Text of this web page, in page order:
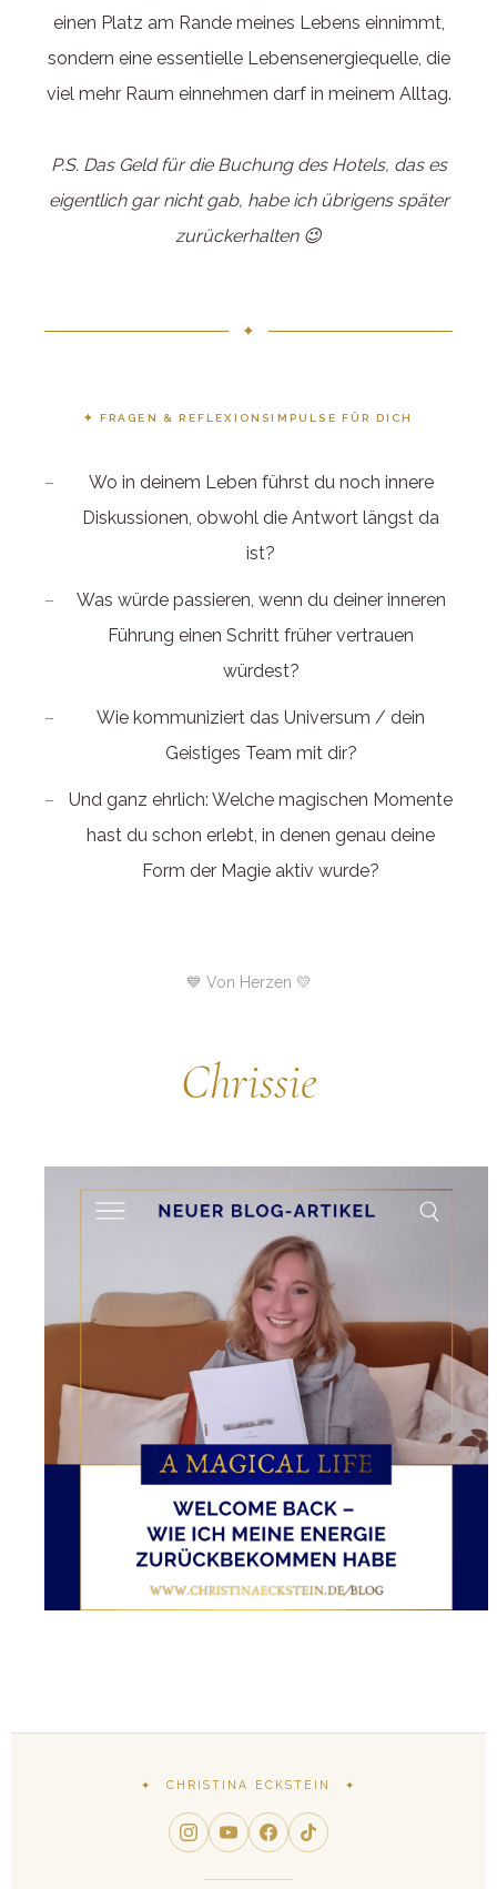
einen Platz am Rande meines Lebens einnimmt,
sondern eine essentielle Lebensenergiequelle, die
viel mehr Raum einnehmen darf in meinem Alltag.
P.S. Das Geld für die Buchung des Hotels, das es
eigentlich gar nicht gab, habe ich übrigens später
zurückerhalten 😉
✦
✦ FRAGEN & REFLEXIONSIMPULSE FÜR DICH
Wo in deinem Leben führst du noch innere
Diskussionen, obwohl die Antwort längst da
ist?
Was würde passieren, wenn du deiner inneren
Führung einen Schritt früher vertrauen
würdest?
Wie kommuniziert das Universum / dein
Geistiges Team mit dir?
Und ganz ehrlich: Welche magischen Momente
hast du schon erlebt, in denen genau deine
Form der Magie aktiv wurde?
💙 Von Herzen 💛
Chrissie
✦ CHRISTINA ECKSTEIN ✦